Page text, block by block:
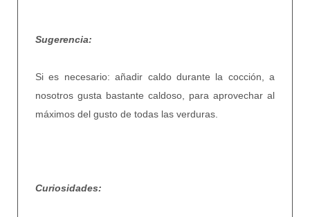
Sugerencia:
Si es necesario: añadir caldo durante la cocción, a
nosotros gusta bastante caldoso, para aprovechar al
máximos del gusto de todas las verduras.
Curiosidades: